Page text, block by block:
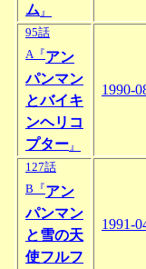
ム 』
95話
A『アン
パンマン
とバイキ
ンヘリコ
プター 』
1990-
127話
B『アン
パンマン
と雪の天
使フルフ
1991-